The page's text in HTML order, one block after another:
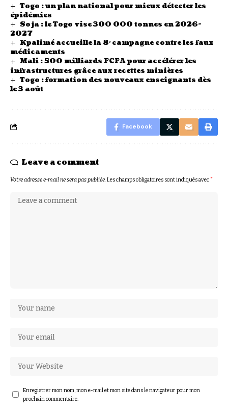
Togo : un plan national pour mieux détecter les
épidémies
Soja : le Togo vise 300 000 tonnes en 2026-
2027
Kpalimé accueille la 8ᵉ campagne contre les faux
médicaments
Mali : 500 milliards FCFA pour accélérer les
infrastructures grâce aux recettes minières
Togo : formation des nouveaux enseignants dès
le 3 août
Facebook
Leave a comment
Votre adresse e-mail ne sera pas publiée.Les champs obligatoires sont indiqués avec*
Enregistrer mon nom, mon e-mail et mon site dans le navigateur pour mon
prochain commentaire.